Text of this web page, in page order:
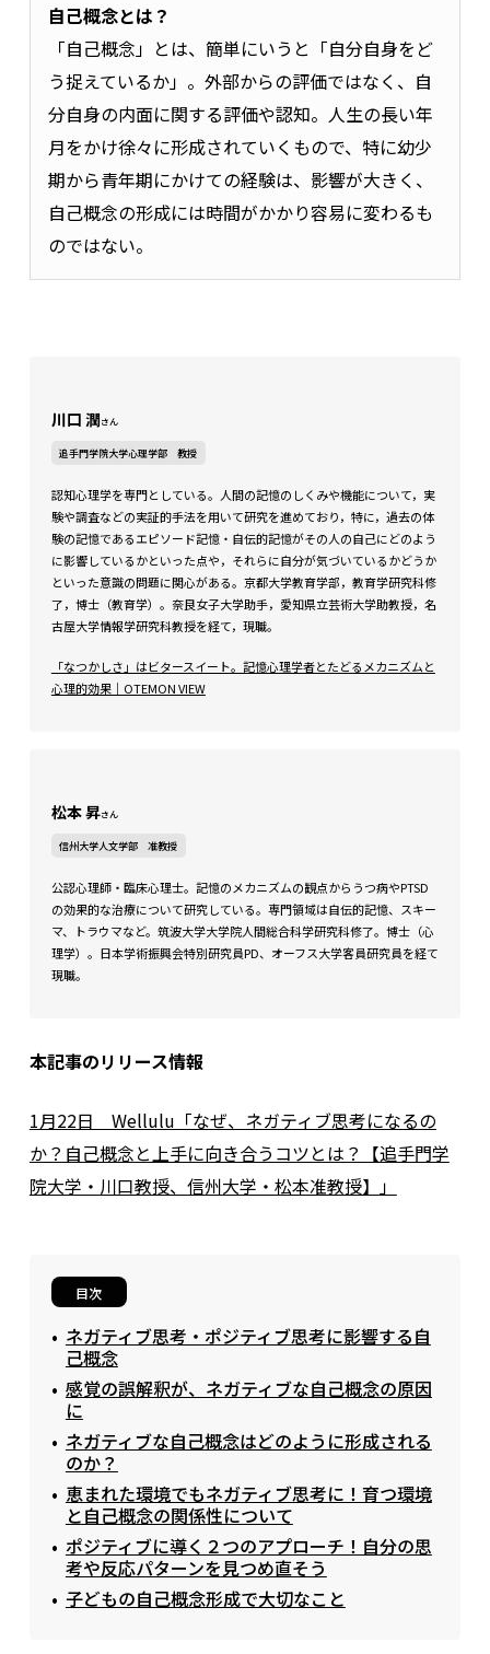
自己概念とは？
「自己概念」とは、簡単にいうと「自分自身をど
う捉えているか」。外部からの評価ではなく、自
分自身の内面に関する評価や認知。人生の長い年
月をかけ徐々に形成されていくもので、特に幼少
期から青年期にかけての経験は、影響が大きく、
自己概念の形成には時間がかかり容易に変わるも
のではない。
川口 潤さん
追手門学院大学心理学部 教授
認知心理学を専門としている。人間の記憶のしくみや機能について，実
験や調査などの実証的手法を用いて研究を進めており，特に，過去の体
験の記憶であるエピソード記憶・自伝的記憶がその人の自己にどのよう
に影響しているかといった点や，それらに自分が気づいているかどうか
といった意識の問題に関心がある。京都大学教育学部，教育学研究科修
了，博士（教育学）。奈良女子大学助手，愛知県立芸術大学助教授，名
古屋大学情報学研究科教授を経て，現職。
「なつかしさ」はビタースイート。記憶心理学者とたどるメカニズムと
心理的効果｜OTEMON VIEW
松本 昇さん
信州大学人文学部 准教授
公認心理師・臨床心理士。記憶のメカニズムの観点からうつ病やPTSD
の効果的な治療について研究している。専門領域は自伝的記憶、スキー
マ、トラウマなど。筑波大学大学院人間総合科学研究科修了。博士（心
理学）。日本学術振興会特別研究員PD、オーフス大学客員研究員を経て
現職。
本記事のリリース情報
1月22日 Wellulu「なぜ、ネガティブ思考になるの
か？自己概念と上手に向き合うコツとは？【追手門学
院大学・川口教授、信州大学・松本准教授】」
目次
ネガティブ思考・ポジティブ思考に影響する自
己概念
感覚の誤解釈が、ネガティブな自己概念の原因
に
ネガティブな自己概念はどのように形成される
のか？
恵まれた環境でもネガティブ思考に！育つ環境
と自己概念の関係性について
ポジティブに導く２つのアプローチ！自分の思
考や反応パターンを見つめ直そう
子どもの自己概念形成で大切なこと